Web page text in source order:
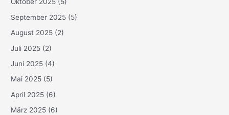
Oktober 2025 (5)
September 2025 (5)
August 2025 (2)
Juli 2025 (2)
Juni 2025 (4)
Mai 2025 (5)
April 2025 (6)
März 2025 (6)